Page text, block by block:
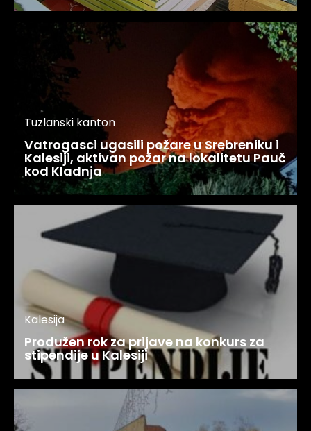
Tuzlanski kanton
Vatrogasci ugasili požare u Srebreniku i
Kalesiji, aktivan požar na lokalitetu Pauč
kod Kladnja
Kalesija
Produžen rok za prijave na konkurs za
stipendije u Kalesiji